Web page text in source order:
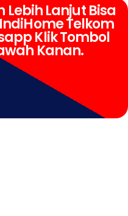
Lanjut Bisa
Telkom
Klik Tombol
Kanan.